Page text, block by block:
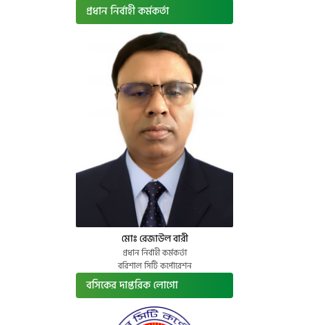
প্রধান নির্বাহী কর্মকর্তা
মোঃ রেজাউল বারী
প্রধান নির্বাহী কর্মকর্তা
বরিশাল সিটি কর্পোরেশন
বসিকের দাপ্তরিক লোগো